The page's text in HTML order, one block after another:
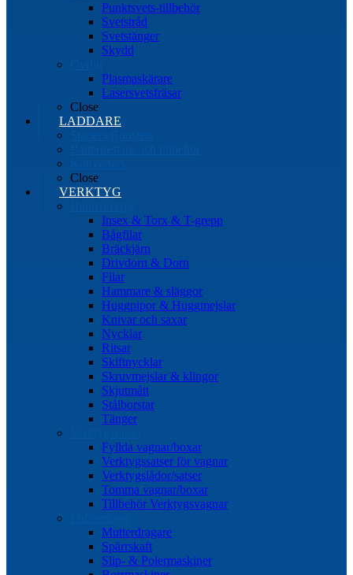
Punktsvets-tillbehör
Svetstråd
Svetstänger
Skydd
Plasmaskärare
Lasersvetsfräsar
Close
LADDARE
Close
VERKTYG
Insex & Torx & T-grepp
Bågfilar
Bräckjärn
Drivdorn & Dorn
Filar
Hammare & släggor
Huggpipor & Huggmejslar
Knivar och saxar
Nycklar
Ritsar
Skiftnycklar
Skruvmejslar & klingor
Skjutmått
Stålborstar
Tänger
Fyllda vagnar/boxar
Verktygssatser för vagnar
Verktygslådor/satser
Tomma vagnar/boxar
Tillbehör Verktygsvagnar
Mutterdragare
Spärrskaft
Slip- & Polermaskiner